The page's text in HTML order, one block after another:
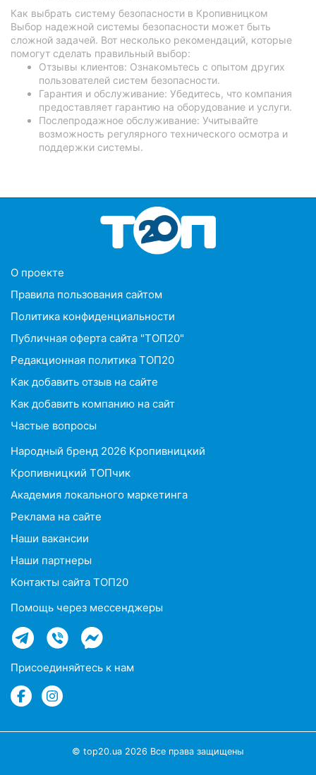
Как выбрать систему безопасности в Кропивницком
Выбор надежной системы безопасности может быть
сложной задачей. Вот несколько рекомендаций, которые
помогут сделать правильный выбор:
Отзывы клиентов: Ознакомьтесь с опытом других
пользователей систем безопасности.
Гарантия и обслуживание: Убедитесь, что компания
предоставляет гарантию на оборудование и услуги.
Послепродажное обслуживание: Учитывайте
возможность регулярного технического осмотра и
поддержки системы.
O проекте
Правила пользования сайтом
Политика конфиденциальности
Публичная оферта сайта "ТОП20"
Редакционная политика ТОП20
Как добавить отзыв на сайте
Как добавить компанию на сайт
Частые вопросы
Народный бренд 2026 Кропивницкий
Кропивницкий ТОПчик
Академия локального маркетинга
Реклама на сайте
Наши вакансии
Наши партнеры
Контакты сайта ТОП20
Помощь через мессенджеры
Присоединяйтесь к нам
© top20.ua 2026 Все права защищены